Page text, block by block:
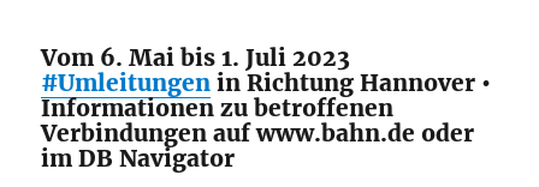
Vom 6. Mai bis 1. Juli 2023
#Umleitungen in Richtung Hannover •
Informationen zu betroffenen
Verbindungen auf www.bahn.de oder
im DB Navigator